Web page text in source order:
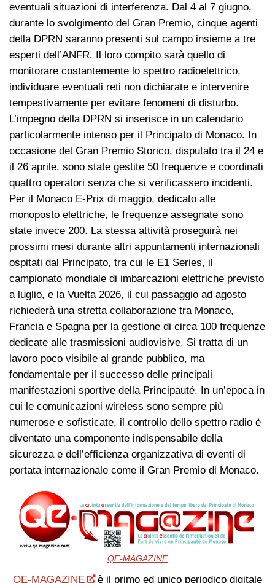
eventuali situazioni di interferenza. Dal 4 al 7 giugno,
durante lo svolgimento del Gran Premio, cinque agenti
della DPRN saranno presenti sul campo insieme a tre
esperti dell’ANFR. Il loro compito sarà quello di
monitorare costantemente lo spettro radioelettrico,
individuare eventuali reti non dichiarate e intervenire
tempestivamente per evitare fenomeni di disturbo.
L’impegno della DPRN si inserisce in un calendario
particolarmente intenso per il Principato di Monaco. In
occasione del Gran Premio Storico, disputato tra il 24 e
il 26 aprile, sono state gestite 50 frequenze e coordinati
quattro operatori senza che si verificassero incidenti.
Per il Monaco E-Prix di maggio, dedicato alle
monoposto elettriche, le frequenze assegnate sono
state invece 200. La stessa attività proseguirà nei
prossimi mesi durante altri appuntamenti internazionali
ospitati dal Principato, tra cui le E1 Series, il
campionato mondiale di imbarcazioni elettriche previsto
a luglio, e la Vuelta 2026, il cui passaggio ad agosto
richiederà una stretta collaborazione tra Monaco,
Francia e Spagna per la gestione di circa 100 frequenze
dedicate alle trasmissioni audiovisive. Si tratta di un
lavoro poco visibile al grande pubblico, ma
fondamentale per il successo delle principali
manifestazioni sportive della Principauté. In un’epoca in
cui le comunicazioni wireless sono sempre più
numerose e sofisticate, il controllo dello spettro radio è
diventato una componente indispensabile della
sicurezza e dell’efficienza organizzativa di eventi di
portata internazionale come il Gran Premio di Monaco.
QE-MAGAZINE
QE-MAGAZINE è il primo ed unico periodico digitale